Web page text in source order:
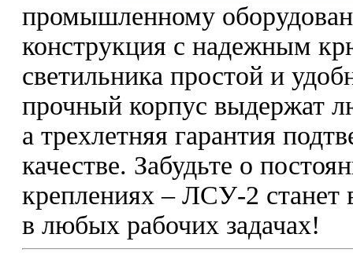
промышленному
конструкция с надежным
светильника простой и
прочный корпус выдержат
а трехлетняя гарантия
качестве. Забудьте о
креплениях – ЛСУ-2
в любых рабочих задачах!